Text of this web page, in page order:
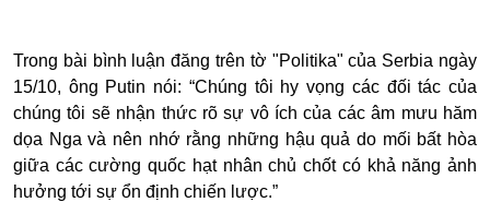
Trong bài bình luận đăng trên tờ "Politika" của Serbia ngày
15/10, ông Putin nói: “Chúng tôi hy vọng các đối tác của
chúng tôi sẽ nhận thức rõ sự vô ích của các âm mưu hăm
dọa Nga và nên nhớ rằng những hậu quả do mối bất hòa
giữa các cường quốc hạt nhân chủ chốt có khả năng ảnh
hưởng tới sự ổn định chiến lược.”